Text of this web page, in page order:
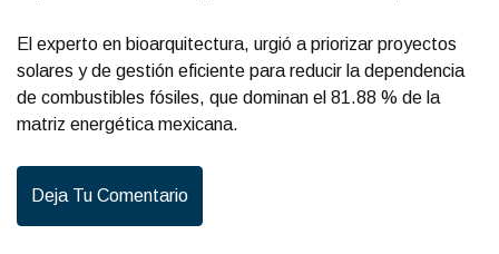
El experto en bioarquitectura, urgió a priorizar proyectos
solares y de gestión eficiente para reducir la dependencia
de combustibles fósiles, que dominan el 81.88 % de la
matriz energética mexicana.
Deja Tu Comentario